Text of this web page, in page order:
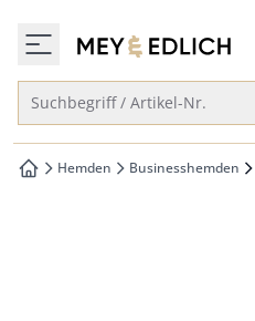
springen
springen
zur Startseite
Suchbegriff / Artikel-Nr.
zur Startseite
Hemden Businesshemden